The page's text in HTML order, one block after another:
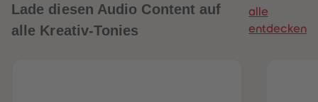
Lade diesen Audio Content auf
alle Kreativ-Tonies
alle
entdecken